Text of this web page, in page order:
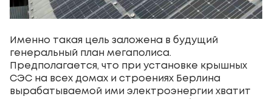
Именно такая цель заложена в будущий
генеральный план мегаполиса.
Предполагается, что при установке крышных
СЭС на всех домах и строениях Берлина
вырабатываемой ими электроэнергии хватит